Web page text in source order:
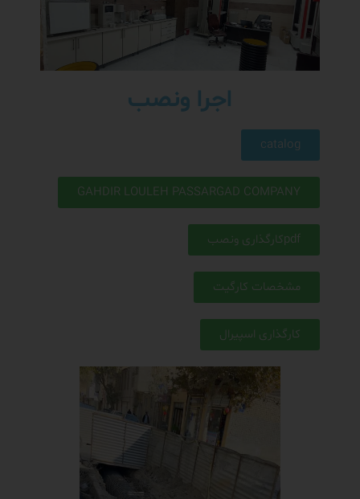
اجرا ونصب
catalog
GAHDIR LOULEH PASSARGAD COMPANY
pdfکارگذاری ونصب
مشخصات کارگیت
کارگذاری اسپیرال